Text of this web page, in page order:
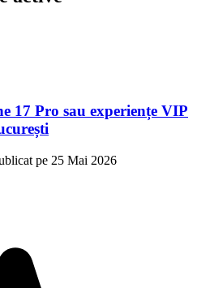
17 Pro sau experiențe VIP
pe 25 Mai 2026